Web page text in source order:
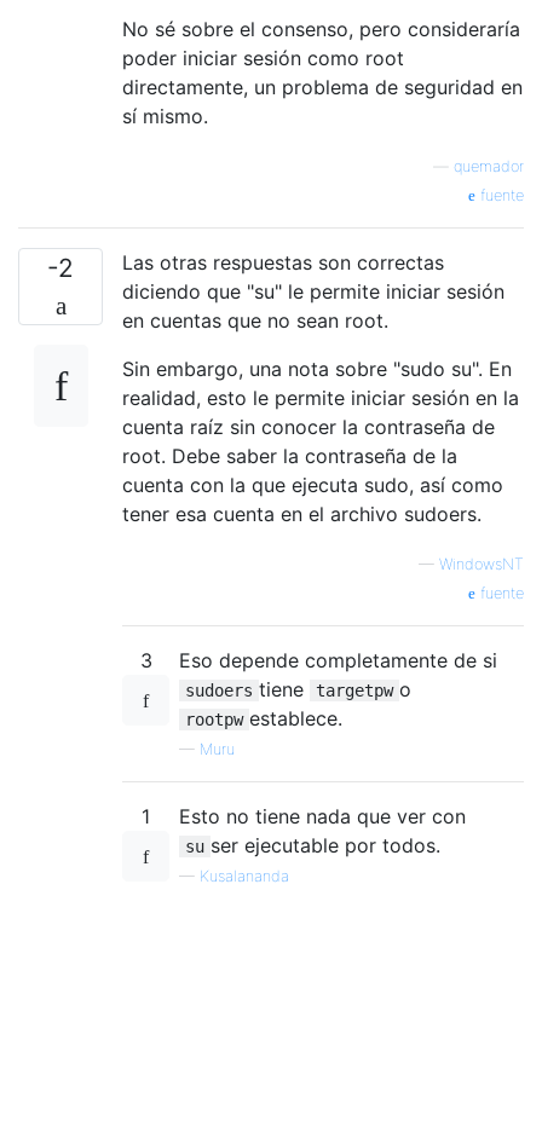
No sé sobre el consenso, pero consideraría
poder iniciar sesión como root
directamente, un problema de seguridad en
sí mismo.
quemador
fuente
-2
Las otras respuestas son correctas
diciendo que "su" le permite iniciar sesión
en cuentas que no sean root.
Sin embargo, una nota sobre "sudo su". En
realidad, esto le permite iniciar sesión en la
cuenta raíz sin conocer la contraseña de
root. Debe saber la contraseña de la
cuenta con la que ejecuta sudo, así como
tener esa cuenta en el archivo sudoers.
— WindowsNT
fuente
3 Eso depende completamente de si
sudoers tiene targetpw o
rootpw establece.
— Muru
1 Esto no tiene nada que ver con
su ser ejecutable por todos.
— Kusalananda